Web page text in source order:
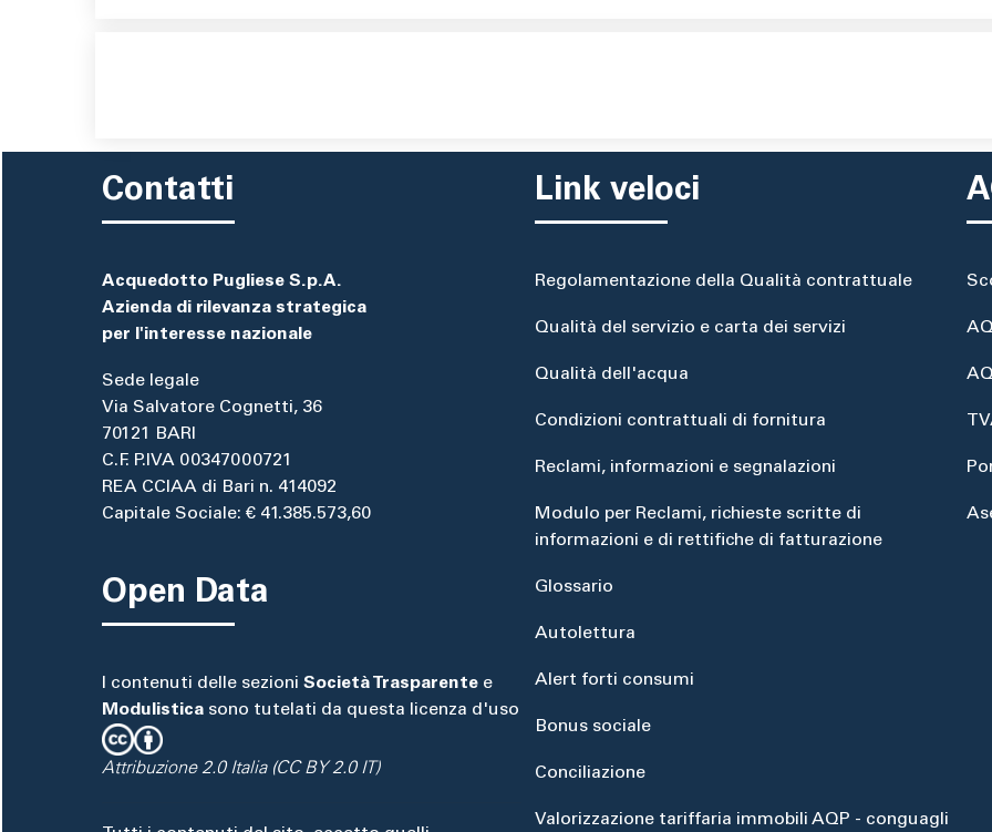
Contatti
Acquedotto Pugliese S.p.A.
Azienda di rilevanza strategica
per l'interesse nazionale
Sede legale
Via Salvatore Cognetti, 36
70121 BARI
C.F. P.IVA 00347000721
REA CCIAA di Bari n. 414092
Capitale Sociale: € 41.385.573,60
Open Data
I contenuti delle sezioni Società Trasparente e
Modulistica sono tutelati da questa licenza d'uso
Attribuzione 2.0 Italia (CC BY 2.0 IT)
Link veloci
Regolamentazione della Qualità contrattuale
Qualità del servizio e carta dei servizi
Qualità dell'acqua
Condizioni contrattuali di fornitura
Reclami, informazioni e segnalazioni
Modulo per Reclami, richieste scritte di
informazioni e di rettifiche di fatturazione
Glossario
Autolettura
Alert forti consumi
Bonus sociale
Conciliazione
Valorizzazione tariffaria immobili AQP - conguagli